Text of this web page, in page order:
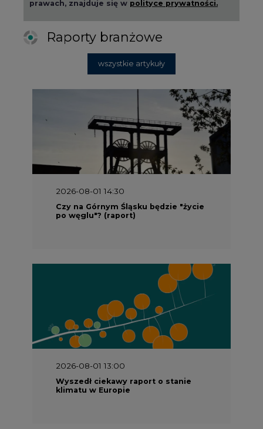
prawach, znajduje się w polityce prywatności.
Raporty branżowe
wszystkie artykuły
2026-08-01 14:30
Czy na Górnym Śląsku będzie "życie
po węglu"? (raport)
2026-08-01 13:00
Wyszedł ciekawy raport o stanie
klimatu w Europie